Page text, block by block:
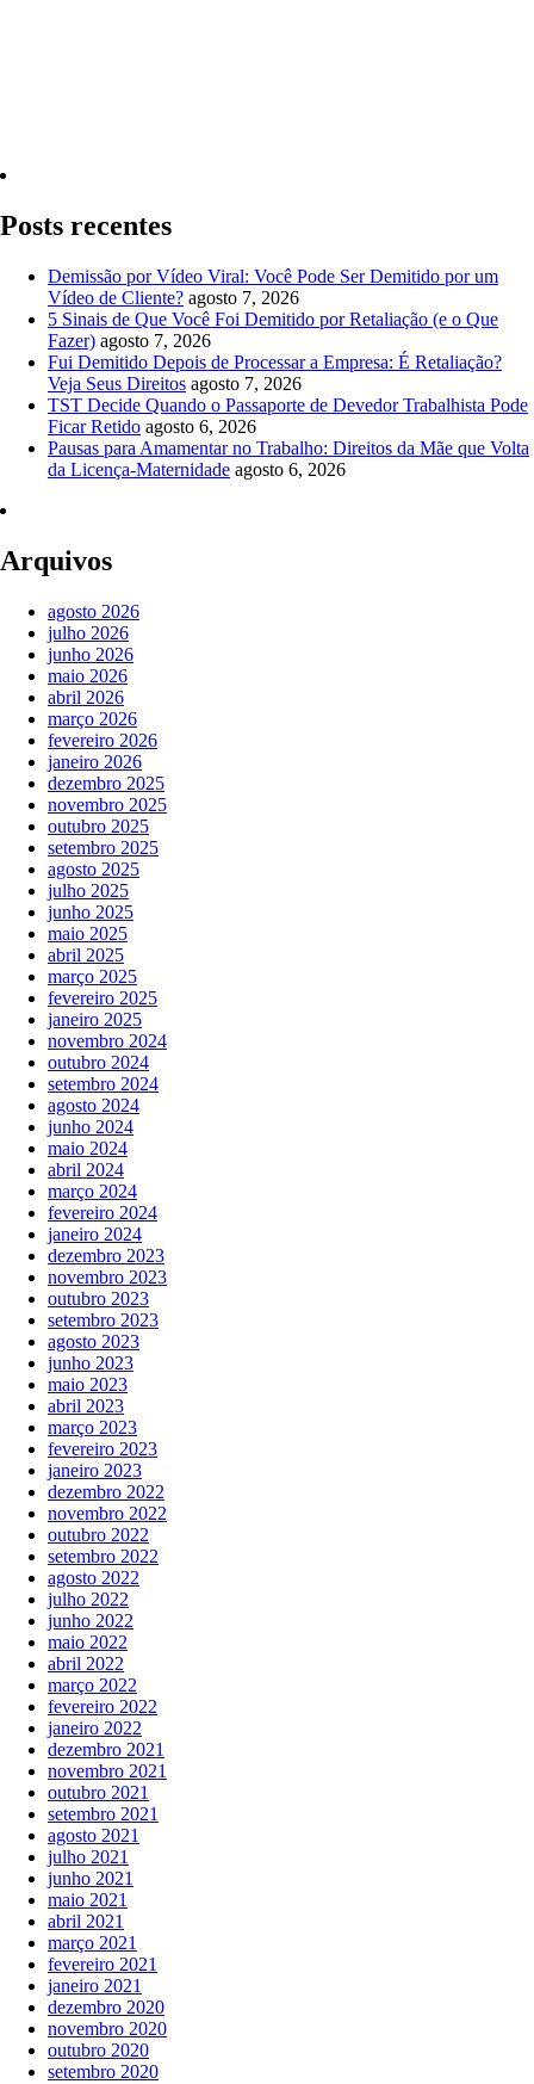
Posts recentes
Demissão por Vídeo Viral: Você Pode Ser Demitido por um
Vídeo de Cliente? agosto 7, 2026
5 Sinais de Que Você Foi Demitido por Retaliação (e o Que
Fazer) agosto 7, 2026
Fui Demitido Depois de Processar a Empresa: É Retaliação?
Veja Seus Direitos agosto 7, 2026
TST Decide Quando o Passaporte de Devedor Trabalhista Pode
Ficar Retido agosto 6, 2026
Pausas para Amamentar no Trabalho: Direitos da Mãe que Volta
da Licença-Maternidade agosto 6, 2026
Arquivos
agosto 2026
julho 2026
junho 2026
maio 2026
abril 2026
março 2026
fevereiro 2026
janeiro 2026
dezembro 2025
novembro 2025
outubro 2025
setembro 2025
agosto 2025
julho 2025
junho 2025
maio 2025
abril 2025
março 2025
fevereiro 2025
janeiro 2025
novembro 2024
outubro 2024
setembro 2024
agosto 2024
junho 2024
maio 2024
abril 2024
março 2024
fevereiro 2024
janeiro 2024
dezembro 2023
novembro 2023
outubro 2023
setembro 2023
agosto 2023
junho 2023
maio 2023
abril 2023
março 2023
fevereiro 2023
janeiro 2023
dezembro 2022
novembro 2022
outubro 2022
setembro 2022
agosto 2022
julho 2022
junho 2022
maio 2022
abril 2022
março 2022
fevereiro 2022
janeiro 2022
dezembro 2021
novembro 2021
outubro 2021
setembro 2021
agosto 2021
julho 2021
junho 2021
maio 2021
abril 2021
março 2021
fevereiro 2021
janeiro 2021
dezembro 2020
novembro 2020
outubro 2020
setembro 2020